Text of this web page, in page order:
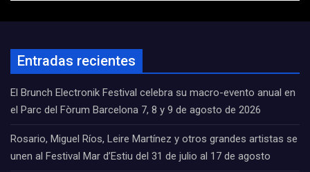
Entradas recientes
El Brunch Electronik Festival celebra su macro-evento anual en
el Parc del Fòrum Barcelona 7, 8 y 9 de agosto de 2026
Rosario, Miguel Ríos, Leire Martínez y otros grandes artistas se
unen al Festival Mar d’Estiu del 31 de julio al 17 de agosto